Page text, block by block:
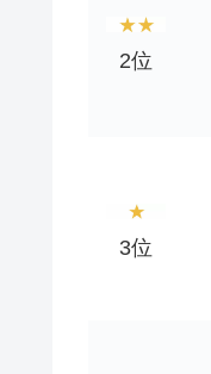
2位
3位